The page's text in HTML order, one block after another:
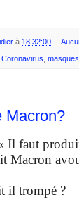
à 18:32:00
Coronavirus, masques
Macron?
Il faut
Macron
il trompé ?